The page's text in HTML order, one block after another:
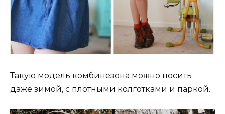
Такую модель комбинезона можно носить
даже зимой, с плотными колготками и паркой.